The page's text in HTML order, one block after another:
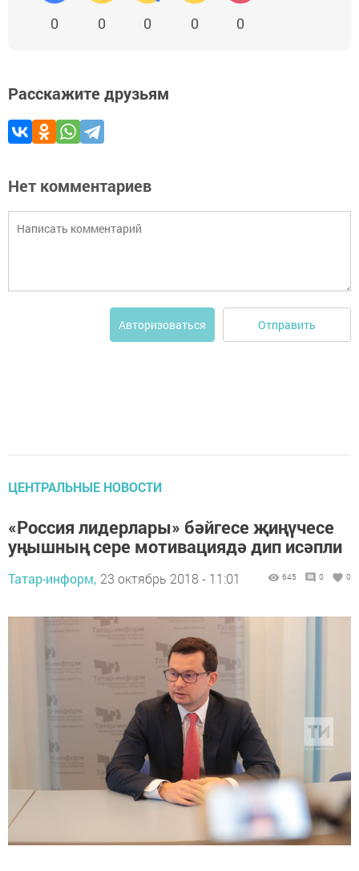
0 0 0 0 0
Расскажите друзьям
Нет комментариев
Авторизоваться Отправить
ЦЕНТРАЛЬНЫЕ НОВОСТИ
«Россия лидерлары» бәйгесе җиңүчесе
уңышның сере мотивациядә дип исәпли
Татар-информ, 23 октябрь 2018 - 11:01 645 0 0